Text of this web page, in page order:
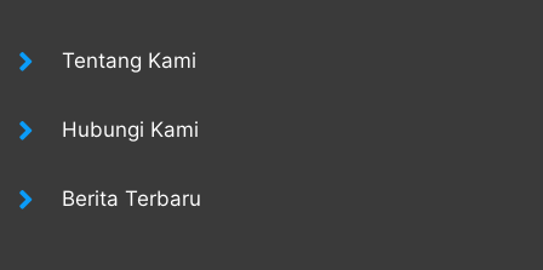
Tentang Kami
Hubungi Kami
Berita Terbaru